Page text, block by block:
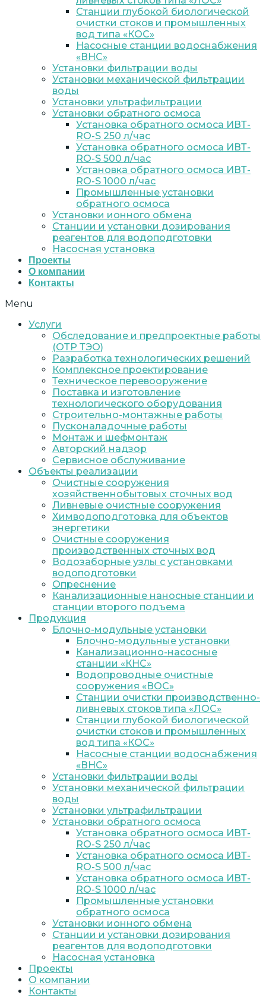
Станции глубокой биологической
очистки стоков и промышленных
вод типа «КОС»
Насосные станции водоснабжения
«ВНС»
Установки фильтрации воды
Установки механической фильтрации
воды
Установки ультрафильтрации
Установки обратного осмоса
Установка обратного осмоса ИВТ-
RO-S 250 л/час
Установка обратного осмоса ИВТ-
RO-S 500 л/час
Установка обратного осмоса ИВТ-
RO-S 1000 л/час
Промышленные установки
обратного осмоса
Установки ионного обмена
Станции и установки дозирования
реагентов для водоподготовки
Насосная установка
Проекты
О компании
Контакты
Menu
Услуги
Обследование и предпроектные работы
(ОТР ТЭО)
Разработка технологических решений
Комплексное проектирование
Техническое перевооружение
Поставка и изготовление
технологического оборудования
Строительно-монтажные работы
Пусконаладочные работы
Монтаж и шефмонтаж
Авторский надзор
Сервисное обслуживание
Объекты реализации
Очистные сооружения
хозяйственнобытовых сточных вод
Ливневые очистные сооружения
Химводоподготовка для объектов
энергетики
Очистные сооружения
производственных сточных вод
Водозаборные узлы с установками
водоподготовки
Опреснение
Канализационные наносные станции и
станции второго подъема
Продукция
Блочно-модульные установки
Блочно-модульные установки
Канализационно-насосные
станции «КНС»
Водопроводные очистные
сооружения «ВОС»
Станции очистки производственно-
ливневых стоков типа «ЛОС»
Станции глубокой биологической
очистки стоков и промышленных
вод типа «КОС»
Насосные станции водоснабжения
«ВНС»
Установки фильтрации воды
Установки механической фильтрации
воды
Установки ультрафильтрации
Установки обратного осмоса
Установка обратного осмоса ИВТ-
RO-S 250 л/час
Установка обратного осмоса ИВТ-
RO-S 500 л/час
Установка обратного осмоса ИВТ-
RO-S 1000 л/час
Промышленные установки
обратного осмоса
Установки ионного обмена
Станции и установки дозирования
реагентов для водоподготовки
Насосная установка
Проекты
О компании
Контакты